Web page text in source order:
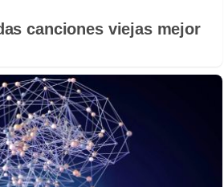
canciones viejas mejor